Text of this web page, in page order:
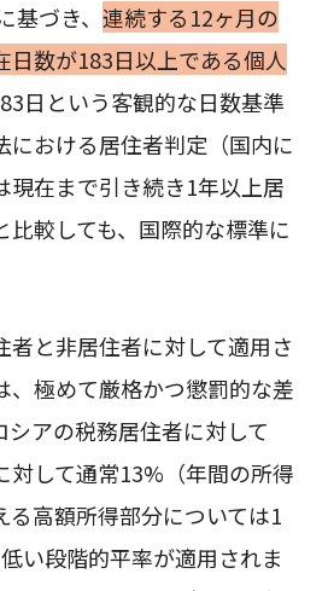
づき、 連続する12ヶ月の
日数が183日以上である個人
日という客観的な日数基準
における居住者判定（国内に
現在まで引き続き1年以上居
較しても、国際的な標準に
者と非居住者に対して適用さ
、極めて厳格かつ懲罰的な差
シアの税務居住者に対して
対して通常13%（年間の所得
る高額所得部分については1
い段階的平率が適用されま